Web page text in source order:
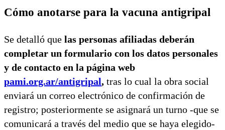
Cómo anotarse para la vacuna antigripal
Se detalló que las personas afiliadas deberán
completar un formulario con los datos personales
y de contacto en la página web
pami.org.ar/antigripal, tras lo cual la obra social
enviará un correo electrónico de confirmación de
registro; posteriormente se asignará un turno -que se
comunicará a través del medio que se haya elegido-